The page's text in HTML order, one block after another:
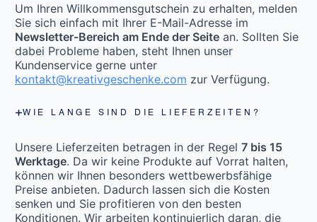
Um Ihren Willkommensgutschein zu erhalten, melden
Sie sich einfach mit Ihrer E-Mail-Adresse im
Newsletter-Bereich am Ende der Seite an. Sollten Sie
dabei Probleme haben, steht Ihnen unser
Kundenservice gerne unter
kontakt@kreativgeschenke.com zur Verfügung.
WIE LANGE SIND DIE LIEFERZEITEN?
Unsere Lieferzeiten betragen in der Regel 7 bis 15
Werktage. Da wir keine Produkte auf Vorrat halten,
können wir Ihnen besonders wettbewerbsfähige
Preise anbieten. Dadurch lassen sich die Kosten
senken und Sie profitieren von den besten
Konditionen. Wir arbeiten kontinuierlich daran, die